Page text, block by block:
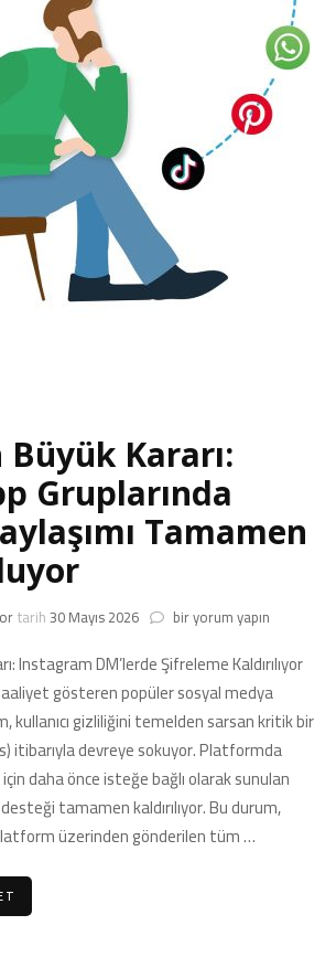
Büyük Kararı:
Gruplarında
Tamamen
tarih30 Mayıs 2026 Meta’nın
Kararı:
WhatsApp
Gruplarında
Medya
Paylaşımı
Tamamen
Durduruluyor
için
bir yorum yapın
Instagram DM’lerde Şifreleme Kaldırılıyor
gösteren popüler sosyal medya
gizliliğini temelden sarsan kritik bir
itibarıyla devreye sokuyor. Platformda
daha önce isteğe bağlı olarak sunulan
tamamen kaldırılıyor. Bu durum,
üzerinden gönderilen tüm …